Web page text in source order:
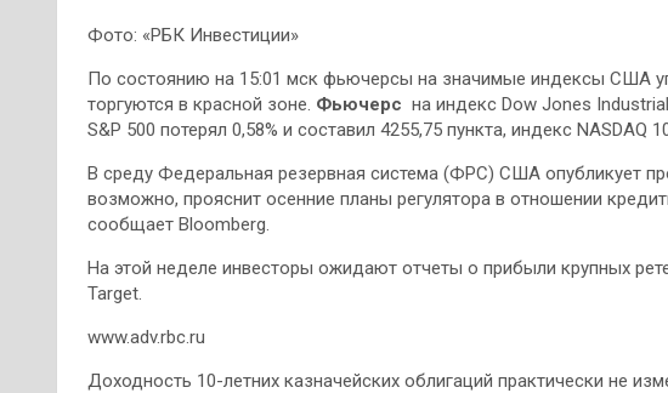
Фото: «РБК Инвестиции»
По состоянию на 15:01 мск фьючерсы на значимые индексы США
торгуются в красной зоне. Фьючерс на индекс Dow Jones
S&P 500 потерял 0,58% и составил 4255,75 пункта, индекс NASDAQ
В среду Федеральная резервная система (ФРС) США опубликует
возможно, прояснит осенние планы регулятора в отношении
сообщает Bloomberg.
На этой неделе инвесторы ожидают отчеты о прибыли крупных
Target.
www.adv.rbc.ru
Доходность 10-летних казначейских облигаций практически не